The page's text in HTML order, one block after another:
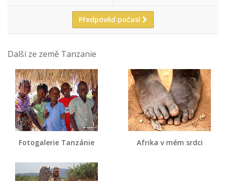
Předpověď počasí
Další ze země Tanzanie
Fotogalerie Tanzánie Afrika v mém srdci